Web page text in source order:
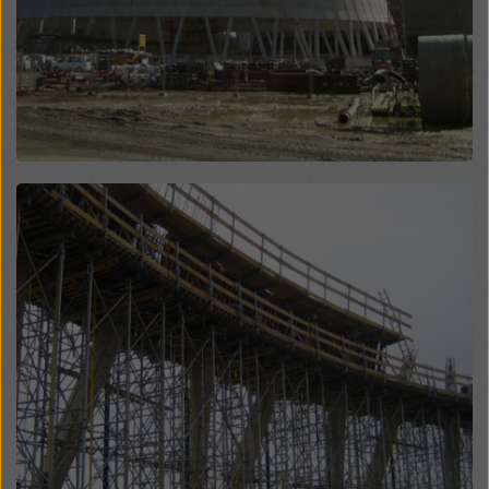
Open
rechtsmiddelen bestaan. U kunt alle cookies waarvoor
toestemming is vereist weigeren door te klikken op
'Weigeren' of door uwcookie-instellingenaan te
passen door te klikken op cookie-instellingen
onderaan deze website en de betreffende
selectievakjes te gebruiken. U kunt uw toestemming
te allen tijde intrekken met werking voor de toekomst
cookie-instellingenonderaan deze website.
Meer informatie over onze cookies
privacybeleid
. Wij bieden u ook de mogelijkheid om
uw cookies te selecteren (geavanceerde cookie-
instellingen).